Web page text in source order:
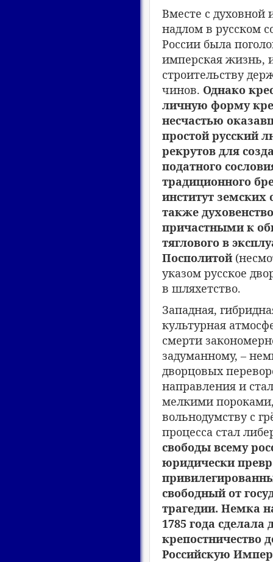
Вместе с духовной
надлом в русском
России была
имперская жизнь,
строительству
чинов. Однако
личную форму
несчастью
простой русский
рекрутов для
податного
традиционного
институт земских
также
причастными к
тяглового в
Посполитой
указом русское
в шляхетство.
Западная,
культурная
смерти
задуманному, –
дворцовых
направления и
мелкими
вольнодумству с
процесса стал
свободы всему
юридически
свободный от
трагедии. Немка
1785 года
крепостничество
Российскую